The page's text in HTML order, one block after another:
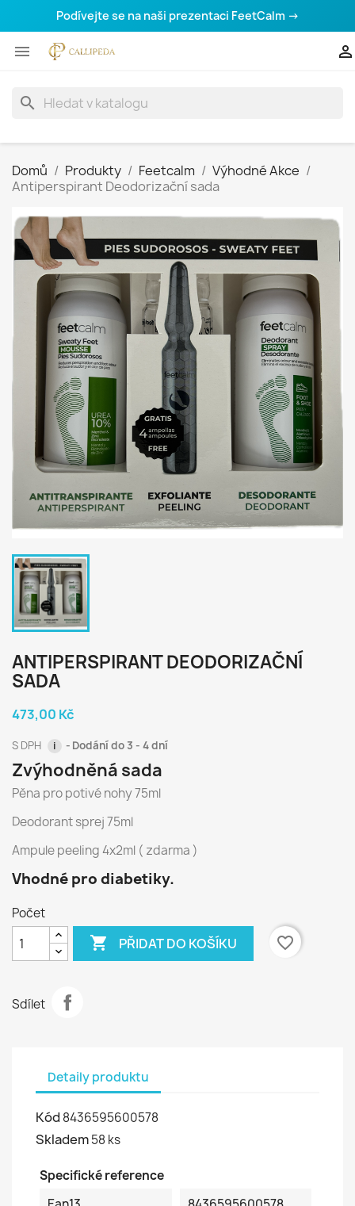
Podívejte se na naši prezentaci FeetCalm →
 
search
Domů Produkty Feetcalm
Výhodné Akce
Antiperspirant Deodorizační sada
ANTIPERSPIRANT DEODORIZAČNÍ
SADA
473,00 Kč
S DPH i Dodání do 3 - 4 dní
Zvýhodněná sada
Pěna pro potivé nohy 75ml
Deodorant sprej 75ml
Ampule peeling 4x2ml ( zdarma )
Vhodné pro diabetiky.
Počet
 PŘIDAT DO KOŠÍKU favorite_border
Sdílet
Detaily produktu
Kód 8436595600578
Skladem58 ks
Specifické reference